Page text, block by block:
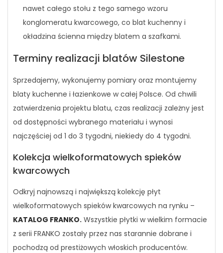
nawet całego stołu z tego samego wzoru
konglomeratu kwarcowego, co blat kuchenny i
okładzina ścienna między blatem a szafkami.
Terminy realizacji blatów Silestone
Sprzedajemy, wykonujemy pomiary oraz montujemy
blaty kuchenne i łazienkowe w całej Polsce. Od chwili
zatwierdzenia projektu blatu, czas realizacji zależny jest
od dostępności wybranego materiału i wynosi
najczęściej od 1 do 3 tygodni, niekiedy do 4 tygodni.
Kolekcja wielkoformatowych spieków
kwarcowych
Odkryj najnowszą i największą kolekcję płyt
wielkoformatowych spieków kwarcowych na rynku –
KATALOG FRANKO. Wszystkie płytki w wielkim formacie
z serii FRANKO zostały przez nas starannie dobrane i
pochodzą od prestiżowych włoskich producentów.